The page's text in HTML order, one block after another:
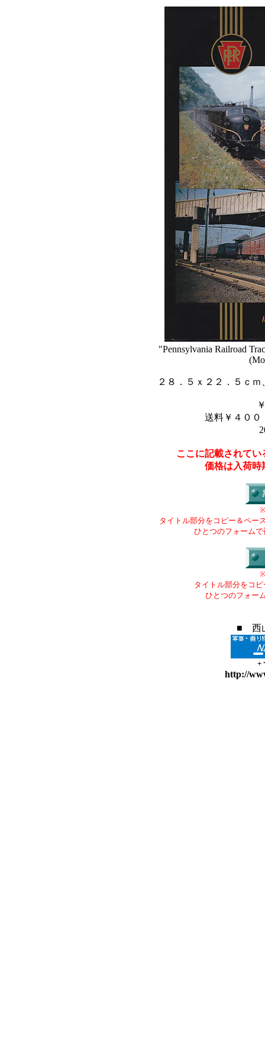
"Pennsylvania Railroad
２８．５ｘ２２．５ｃ
送料￥４００
ここに記載されて
価格は入荷時
タイトル部分をコピー＆ペー
ひとつのフォーム
タイトル部分をコ
ひとつのフォー
■ 西
+
http://